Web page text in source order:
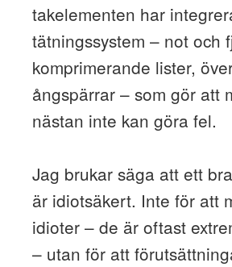
takelementen har
tätningssystem – not och
komprimerande lister,
ångspärrar – som gör att
nästan inte kan göra fel.
Jag brukar säga att ett
är idiotsäkert. Inte för att
idioter – de är oftast
– utan för att